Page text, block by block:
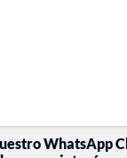
WhatsApp